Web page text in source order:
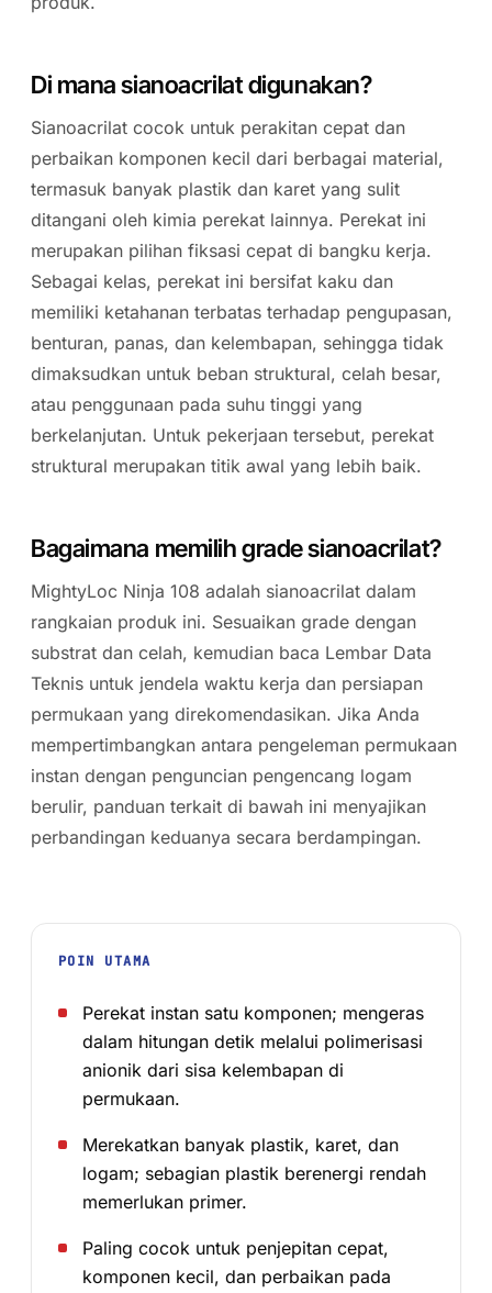
Di mana sianoacrilat digunakan?
Sianoacrilat cocok untuk perakitan cepat dan
perbaikan komponen kecil dari berbagai material,
termasuk banyak plastik dan karet yang sulit
ditangani oleh kimia perekat lainnya. Perekat ini
merupakan pilihan fiksasi cepat di bangku kerja.
Sebagai kelas, perekat ini bersifat kaku dan
memiliki ketahanan terbatas terhadap pengupasan,
benturan, panas, dan kelembapan, sehingga tidak
dimaksudkan untuk beban struktural, celah besar,
atau penggunaan pada suhu tinggi yang
berkelanjutan. Untuk pekerjaan tersebut, perekat
struktural merupakan titik awal yang lebih baik.
Bagaimana memilih grade sianoacrilat?
MightyLoc Ninja 108 adalah sianoacrilat dalam
rangkaian produk ini. Sesuaikan grade dengan
substrat dan celah, kemudian baca Lembar Data
Teknis untuk jendela waktu kerja dan persiapan
permukaan yang direkomendasikan. Jika Anda
mempertimbangkan antara pengeleman permukaan
instan dengan penguncian pengencang logam
berulir, panduan terkait di bawah ini menyajikan
perbandingan keduanya secara berdampingan.
POIN UTAMA
Perekat instan satu komponen; mengeras
dalam hitungan detik melalui polimerisasi
anionik dari sisa kelembapan di
permukaan.
Merekatkan banyak plastik, karet, dan
logam; sebagian plastik berenergi rendah
memerlukan primer.
Paling cocok untuk penjepitan cepat,
komponen kecil, dan perbaikan pada